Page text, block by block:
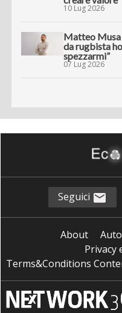
10 Lug 2026
Matteo Musa
da rugbista
spezzarmi”
07 Lug 2026
Seguici
About
Privacy
Terms&Conditions